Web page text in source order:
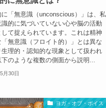
に「無意識（unconscious）」は、私
識的に気づいていない心や脳の活動
て捉えられています。これは精神
無意識（フロイト的）」とは異な
生理的・認知的な現象として扱われ
下のような複数の側面から説明...
月30日
ヨガ・オブ・ボイス